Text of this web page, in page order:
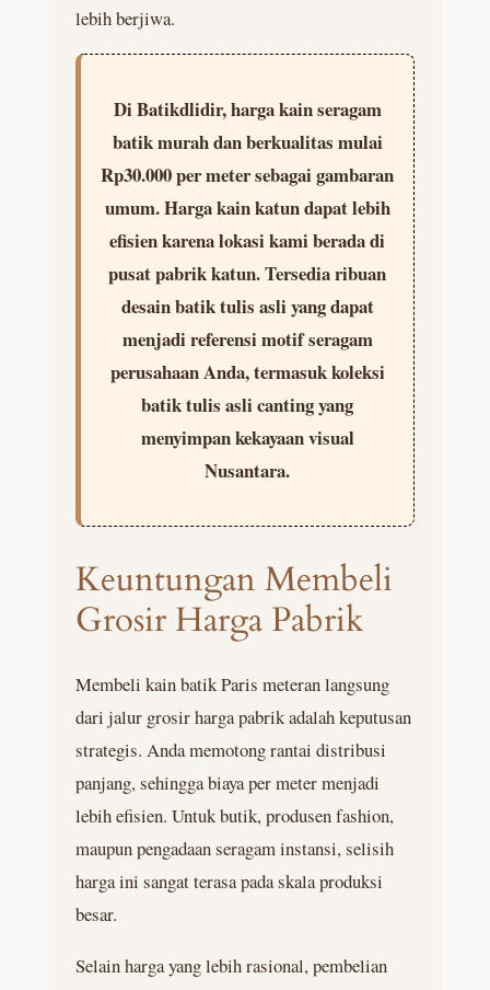
lebih berjiwa.
Di Batikdlidir, harga kain seragam
batik murah dan berkualitas mulai
Rp30.000 per meter sebagai gambaran
umum. Harga kain katun dapat lebih
efisien karena lokasi kami berada di
pusat pabrik katun. Tersedia ribuan
desain batik tulis asli yang dapat
menjadi referensi motif seragam
perusahaan Anda, termasuk koleksi
batik tulis asli canting yang
menyimpan kekayaan visual
Nusantara.
Keuntungan Membeli
Grosir Harga Pabrik
Membeli kain batik Paris meteran langsung
dari jalur grosir harga pabrik adalah keputusan
strategis. Anda memotong rantai distribusi
panjang, sehingga biaya per meter menjadi
lebih efisien. Untuk butik, produsen fashion,
maupun pengadaan seragam instansi, selisih
harga ini sangat terasa pada skala produksi
besar.
Selain harga yang lebih rasional, pembelian